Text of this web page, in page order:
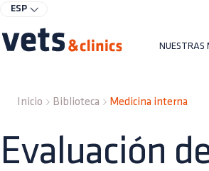
ESP
NUESTRAS
Inicio Biblioteca Medicina interna
Evaluación